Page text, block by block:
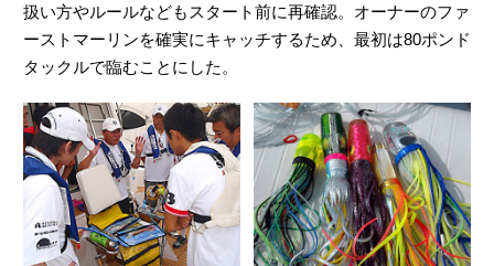
イベント
レポート＆コラム
扱い方やルールなどもスタート前に再確認。オーナーのファ
ーストマーリンを確実にキャッチするため、最初は80ポンド
タックルで臨むことにした。